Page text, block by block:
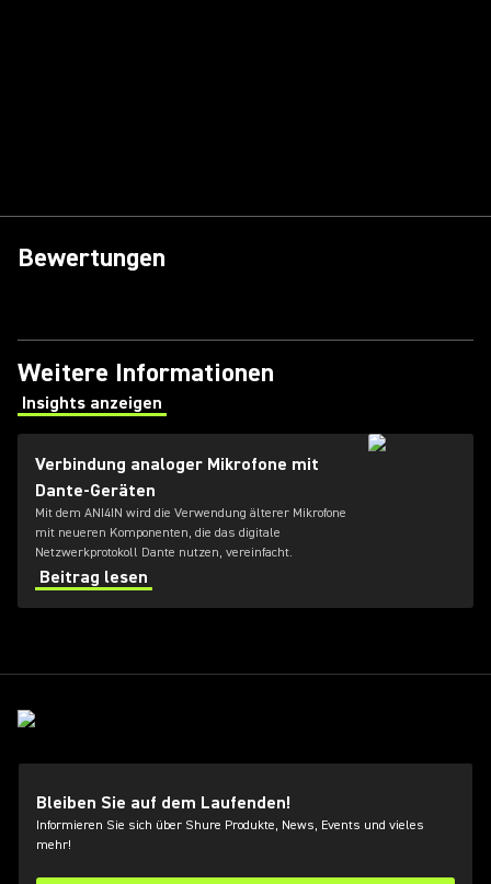
Bewertungen
Weitere Informationen
Insights anzeigen
(Opens in a new tab)
Verbindung analoger Mikrofone mit
Dante-Geräten
Mit dem ANI4IN wird die Verwendung älterer Mikrofone
mit neueren Komponenten, die das digitale
Netzwerkprotokoll Dante nutzen, vereinfacht.
Beitrag lesen
Bleiben Sie auf dem Laufenden!
Informieren Sie sich über Shure Produkte, News, Events und vieles
mehr!